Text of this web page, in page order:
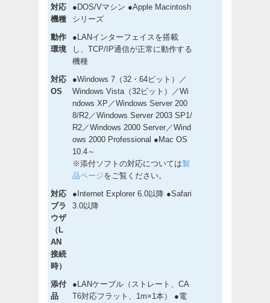
対応
機種
●DOS/Vマシン ●Apple Macintosh
シリーズ
動作
環境
●LANインターフェイスを搭載
し、TCP/IP通信が正常に動作する
機種
対応
OS
●Windows 7（32・64ビット）／
Windows Vista（32ビット）／Wi
ndows XP／Windows Server 200
8/R2／Windows Server 2003 SP1/
R2／Windows 2000 Server／Wind
ows 2000 Professional ●Mac OS
10.4～
※添付ソフトの対応については製
品ページをご覧ください。
対応
ブラ
ウザ
（L
AN
接続
時）
●Internet Explorer 6.0以降 ●Safari
3.0以降
添付
品
●LANケーブル（ストレート、CA
T6対応フラット、1m×1本） ●電